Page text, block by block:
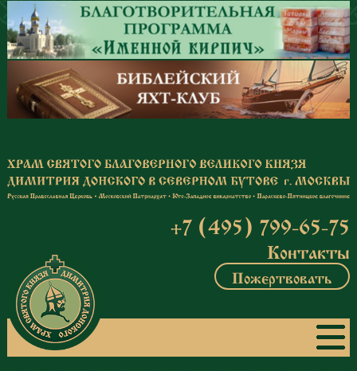
Перейти к основному содержанию
+7 (495) 799-65-75
Контакты
Пожертвовать